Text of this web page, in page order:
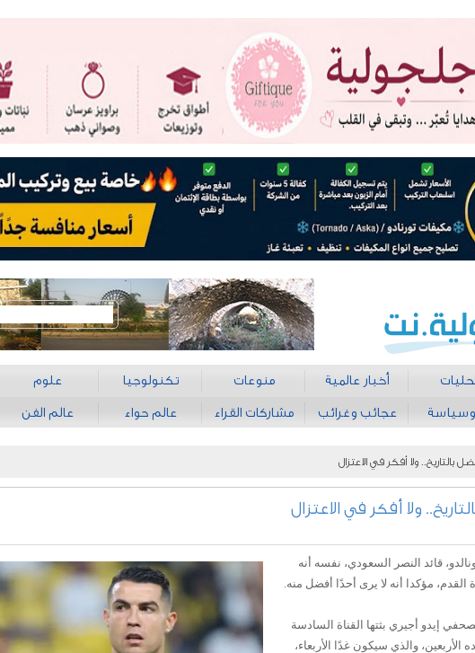
أخبار عالمية منوعات تكنولوجيا علوم
وسياسة عجائب وغرائب مشاركات القراء عالم حواء عالم الفن
بالتاريخ.. ولا أفكر في الاعتزال
ولا أفكر في الاعتزال
قائد النصر السعودي، نفسه أنه
القدم، مؤكدا أنه لا يرى أحدًا أفضل منه.
إيدو أجيري بثتها القناة السادسة
الأربعين، والذي سيكون غدًا الأربعاء،